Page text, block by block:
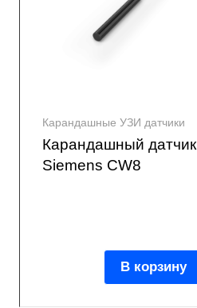
Карандашные УЗИ датчики
Карандашный датчик
Siemens CW8
В корзину